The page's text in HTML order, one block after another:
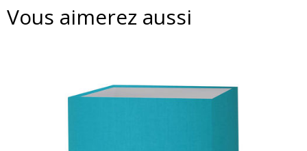
Vous aimerez aussi